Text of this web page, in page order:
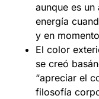
aunque es
energía
y en
El color
se creó
“apreciar el
filosofía